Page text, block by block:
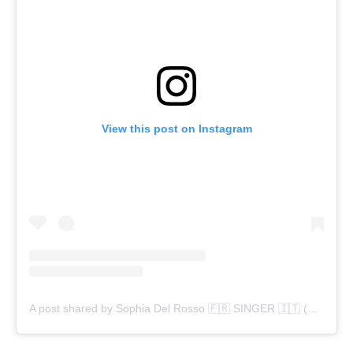
View this post on Instagram
A post shared by Sophia Del Rosso 🇫🇷 SINGER 🇮🇹 (@sophia.delrosso)